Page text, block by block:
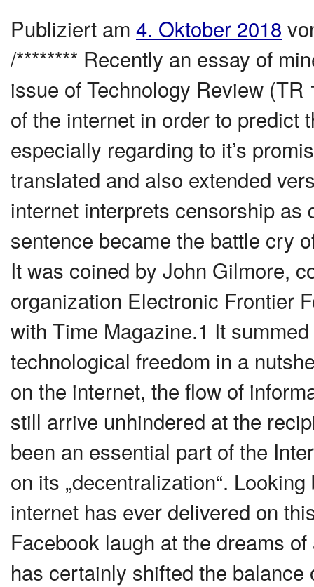
Publiziert am 4. Oktober 2018
/******** Recently an essay of
issue of Technology Review
of the internet in order to predict
especially regarding to it’s
translated and also extended
internet interprets censorship as
sentence became the battle cry
It was coined by John Gilmore,
organization Electronic Frontier
with Time Magazine.1 It
technological freedom in a
on the internet, the flow of
still arrive unhindered at the
been an essential part of the
on its „decentralization“.
internet has ever delivered on
Facebook laugh at the dreams
has certainly shifted the